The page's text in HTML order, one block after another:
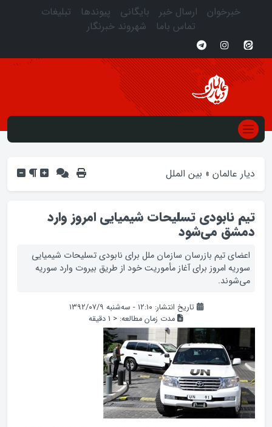
خبرخوان ارسال خبر بایگانی پیوندها
تبلیغات
تماس باما
شهروند خبرنگار
دیار عالمان » بین الملل
تیم نابودی تسلیحات شیمیایی امروز وارد
دمشق می‌شود
اعضای تیم بازرسان سازمان ملل برای نابودی تسلیحات شیمیایی
سوریه امروز برای آغاز مأموریت خود از طریق بیروت وارد سوریه
می‌شوند.
تاریخ انتشار: ۱۲:۱۰ - سه‌شنبه ۱۳۹۲/۰۷/۹
مدت زمان مطالعه: < 1 دقیقه